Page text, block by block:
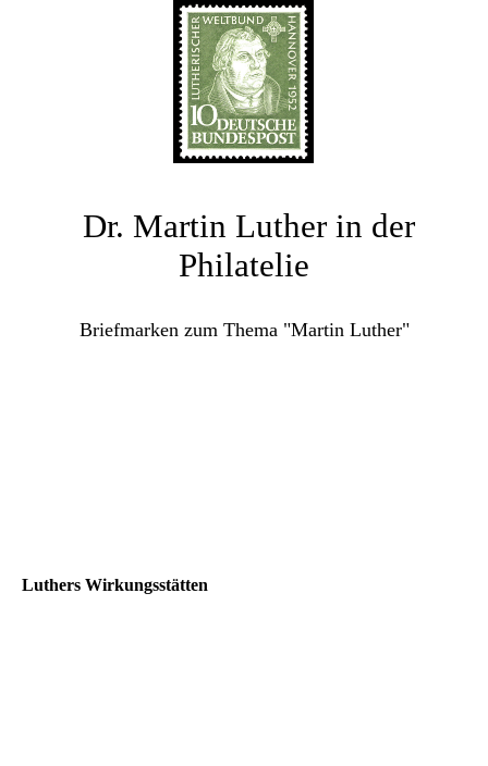
Dr. Martin Luther in der
Philatelie
Briefmarken zum Thema "Martin Luther"
Luthers Wirkungsstätten